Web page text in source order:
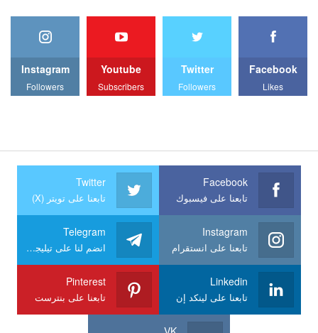
Facebook
Likes
Twitter
Followers
Youtube
Subscribers
Instagram
Followers
Facebook
تابعنا على فيسبوك
Twitter
تابعنا على تويتر (X)
Instagram
تابعنا على انستقرام
Telegram
انضم لنا على تيليجرام
Linkedin
تابعنا على لينكد إن
Pinterest
تابعنا على بنترست